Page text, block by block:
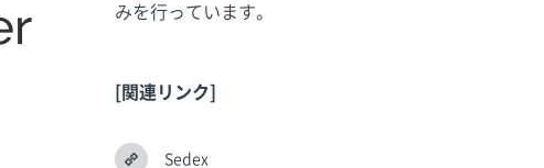
みを行っています。
[関連リンク]
Sedex